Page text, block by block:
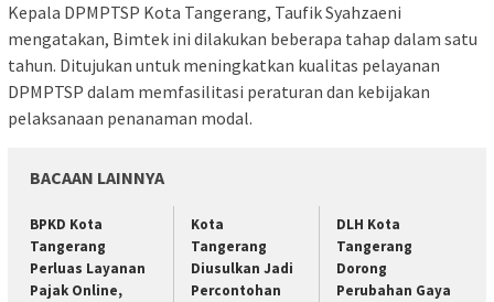
Kepala DPMPTSP Kota Tangerang, Taufik Syahzaeni
mengatakan, Bimtek ini dilakukan beberapa tahap dalam satu
tahun. Ditujukan untuk meningkatkan kualitas pelayanan
DPMPTSP dalam memfasilitasi peraturan dan kebijakan
pelaksanaan penanaman modal.
BACAAN LAINNYA
BPKD Kota
Tangerang
Perluas Layanan
Pajak Online,
Kota
Tangerang
Diusulkan Jadi
Percontohan
DLH Kota
Tangerang
Dorong
Perubahan Gaya